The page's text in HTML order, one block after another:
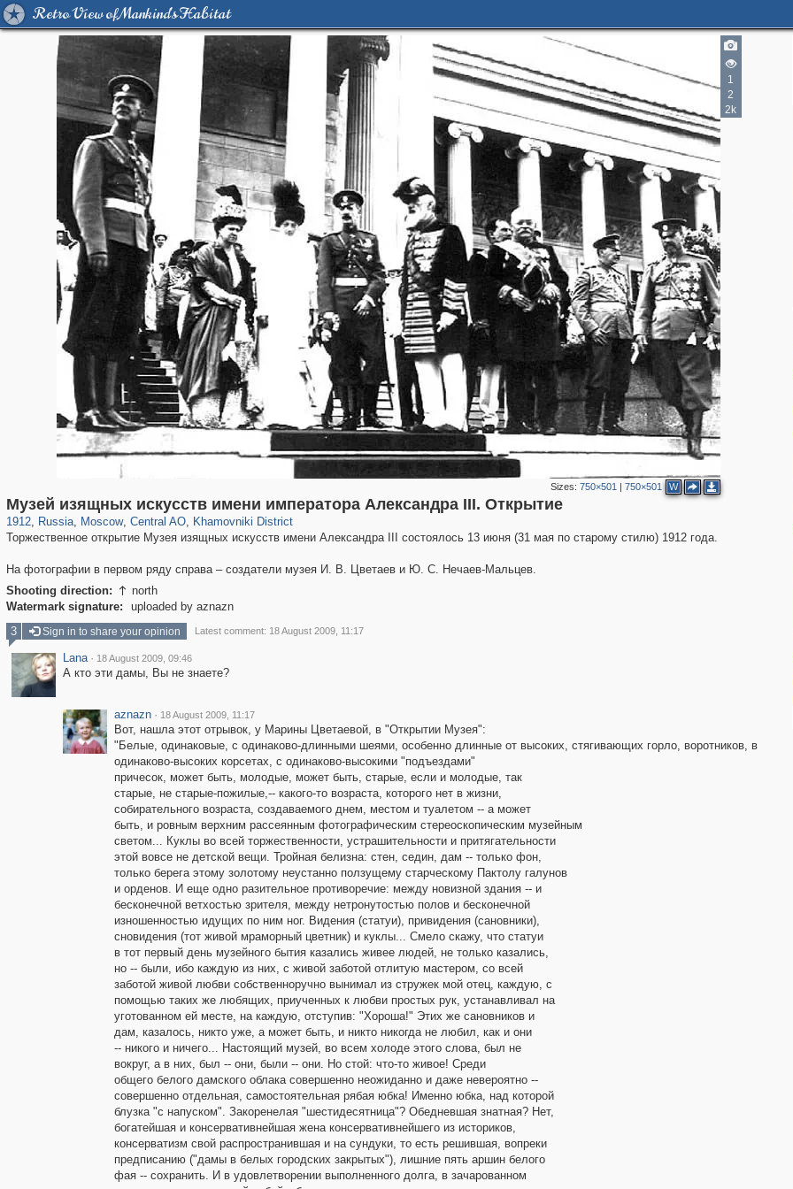
Retro View of Mankind's Habitat
1
2
2k
Sizes: 750×501 | 750×501 W
Музей изящных искусств имени императора Александра III. Открытие
1912, Russia
1,407,206 29,248
, Moscow
319,878 8,286
, Central AO
160,021 5,916
, Khamovniki District
19,395 722
Торжественное открытие Музея изящных искусств имени Александра III состоялось 13 июня (31 мая по старому стилю) 1912 года.
На фотографии в первом ряду справа – создатели музея И. В. Цветаев и Ю. С. Нечаев-Мальцев.
Shooting direction:  north
Watermark signature:
uploaded by aznazn
3 Sign in to share your opinion Latest comment: 18 August 2009, 11:17
Lana · 18 August 2009, 09:46
А кто эти дамы, Вы не знаете?
aznazn · 18 August 2009, 11:17
Вот, нашла этот отрывок, у Марины Цветаевой, в "Открытии Музея":
"Белые, одинаковые, с одинаково-длинными шеями, особенно длинные от высоких, стягивающих горло, воротников, в
одинаково-высоких корсетах, с одинаково-высокими "подъездами"
причесок, может быть, молодые, может быть, старые, если и молодые, так
старые, не старые-пожилые,-- какого-то возраста, которого нет в жизни,
собирательного возраста, создаваемого днем, местом и туалетом -- а может
быть, и ровным верхним рассеянным фотографическим стереоскопическим музейным
светом... Куклы во всей торжественности, устрашительности и притягательности
этой вовсе не детской вещи. Тройная белизна: стен, седин, дам -- только фон,
только берега этому золотому неустанно ползущему старческому Пактолу галунов
и орденов. И еще одно разительное противоречие: между новизной здания -- и
бесконечной ветхостью зрителя, между нетронутостью полов и бесконечной
изношенностью идущих по ним ног. Видения (статуи), привидения (сановники),
сновидения (тот живой мраморный цветник) и куклы... Смело скажу, что статуи
в тот первый день музейного бытия казались живее людей, не только казались,
но -- были, ибо каждую из них, с живой заботой отлитую мастером, со всей
заботой живой любви собственноручно вынимал из стружек мой отец, каждую, с
помощью таких же любящих, приученных к любви простых рук, устанавливал на
уготованном ей месте, на каждую, отступив: "Хороша!" Этих же сановников и
дам, казалось, никто уже, а может быть, и никто никогда не любил, как и они
-- никого и ничего... Настоящий музей, во всем холоде этого слова, был не
вокруг, а в них, был -- они, были -- они. Но стой: что-то живое! Среди
общего белого дамского облака совершенно неожиданно и даже невероятно --
совершенно отдельная, самостоятельная рябая юбка! Именно юбка, над которой
блузка "с напуском". Закоренелая "шестидесятница"? Обедневшая знатная? Нет,
богатейшая и консервативнейшая жена консервативнейшего из историков,
консерватизм свой распространившая и на сундуки, то есть решившая, вопреки
предписанию ("дамы в белых городских закрытых"), лишние пять аршин белого
фая -- сохранить. И в удовлетворении выполненного долга, в зачарованном